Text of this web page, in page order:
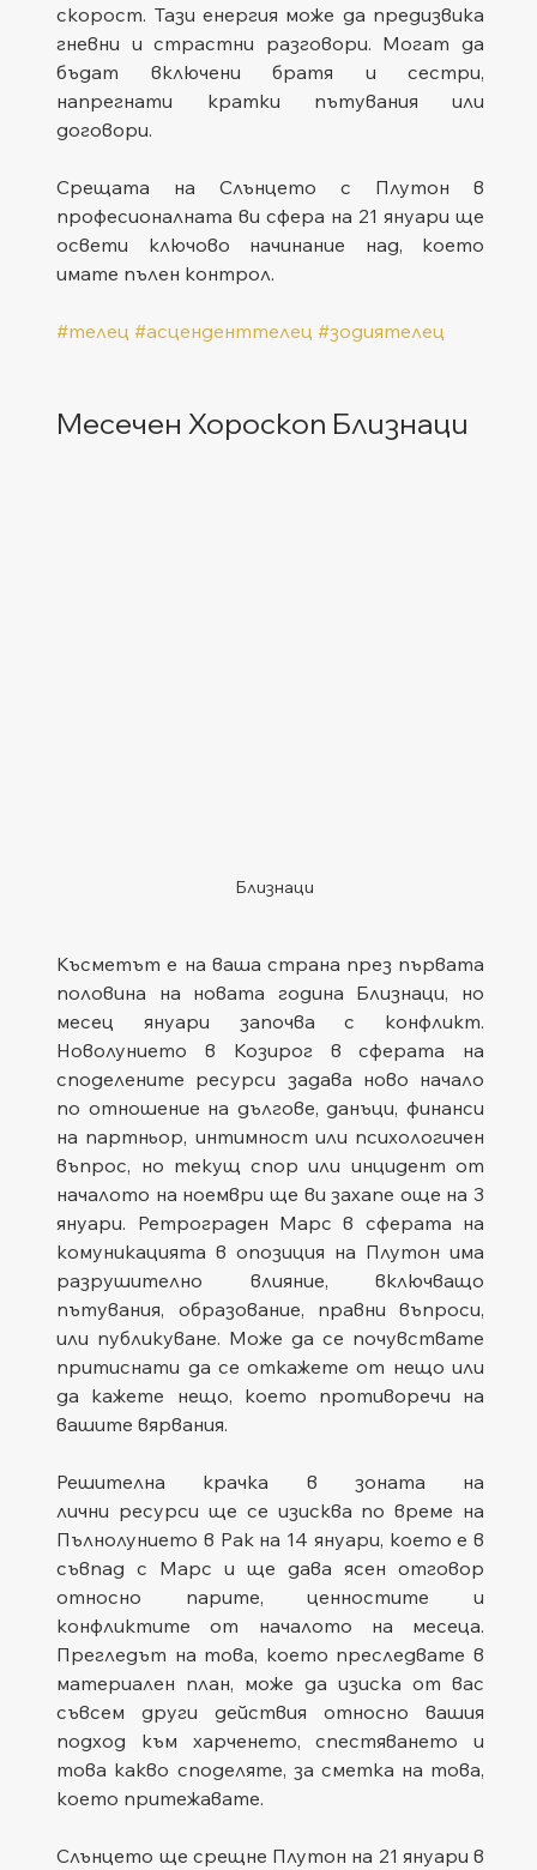
скорост. Тази енергия може да предизвика
гневни и страстни разговори. Могат да
бъдат включени братя и сестри,
напрегнати кратки пътувания или
договори.
Срещата на Слънцето с Плутон в
професионалната ви сфера на 21 януари ще
освети ключово начинание над, което
имате пълен контрол.
#телец #асценденттелец #зодиятелец
Месечен Хороскоп Близнаци
Близнаци
Късметът е на ваша страна през първата
половина на новата година Близнаци, но
месец януари започва с конфликт.
Новолунието в Козирог в сферата на
споделените ресурси задава ново начало
по отношение на дългове, данъци, финанси
на партньор, интимност или психологичен
въпрос, но текущ спор или инцидент от
началото на ноември ще ви захапе още на 3
януари. Ретрограден Марс в сферата на
комуникацията в опозиция на Плутон има
разрушително влияние, включващо
пътувания, образование, правни въпроси,
или публикуване. Може да се почувствате
притиснати да се откажете от нещо или
да кажете нещо, което противоречи на
вашите вярвания.
Решителна крачка в зоната на
лични ресурси ще се изисква по време на
Пълнолунието в Рак на 14 януари, което е в
съвпад с Марс и ще дава ясен отговор
относно парите, ценностите и
конфликтите от началото на месеца.
Прегледът на това, което преследвате в
материален план, може да изиска от вас
съвсем други действия относно вашия
подход към харченето, спестяването и
това какво споделяте, за сметка на това,
което притежавате.
Слънцето ще срещне Плутон на 21 януари в